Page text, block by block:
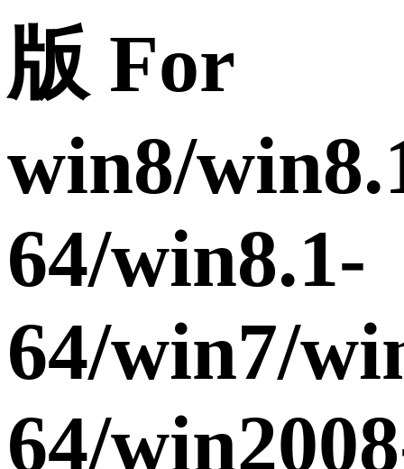
版 For
win8/
64/win8.1-
64/win7/
64/